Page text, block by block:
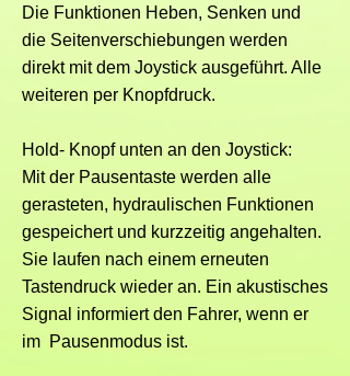
Die Funktionen Heben, Senken und
die Seitenverschiebungen werden
direkt mit dem Joystick ausgeführt. Alle
weiteren per Knopfdruck.
Hold- Knopf unten an den Joystick:
Mit der Pausentaste werden alle
gerasteten, hydraulischen Funktionen
gespeichert und kurzzeitig angehalten.
Sie laufen nach einem erneuten
Tastendruck wieder an. Ein akustisches
Signal informiert den Fahrer, wenn er
im Pausenmodus ist.